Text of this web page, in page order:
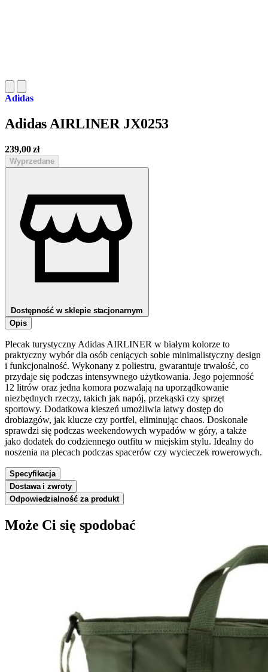
Adidas
Adidas AIRLINER JX0253
239,00zł
Wyprzedane
Dostępność w sklepie stacjonarnym
Opis
Plecak turystyczny Adidas AIRLINER w białym kolorze to
praktyczny wybór dla osób ceniących sobie minimalistyczny design
i funkcjonalność. Wykonany z poliestru, gwarantuje trwałość, co
przydaje się podczas intensywnego użytkowania. Jego pojemność
12 litrów oraz jedna komora pozwalają na uporządkowanie
niezbędnych rzeczy, takich jak napój, przekąski czy sprzęt
sportowy. Dodatkowa kieszeń umożliwia łatwy dostęp do
drobiazgów, jak klucze czy portfel, eliminując chaos. Doskonale
sprawdzi się podczas weekendowych wypadów w góry, a także
jako dodatek do codziennego outfitu w miejskim stylu. Idealny do
noszenia na plecach podczas spacerów czy wycieczek rowerowych.
Specyfikacja
Dostawa i zwroty
Odpowiedzialność za produkt
Może Ci się spodobać